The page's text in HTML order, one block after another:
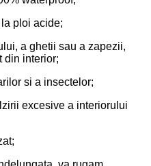
ploi acide;
a ghetii sau a zapezii,
din interior;
si a insectelor;
excesive a interiorului